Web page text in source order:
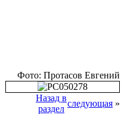
Фото: Протасов Евгений
Назад в
раздел
следующая »